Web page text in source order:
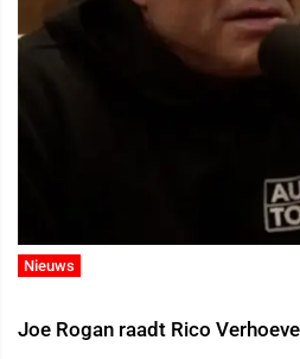
Nieuws
Joe Rogan raadt Rico